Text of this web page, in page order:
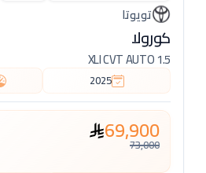
تويوتا
كورولا
1.5 XLI CVT AUTO
2025
69,900
73,000